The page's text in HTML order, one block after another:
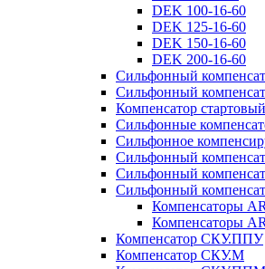
DEK 100-16-60
DEK 125-16-60
DEK 150-16-60
DEK 200-16-60
Сильфонный
Сильфонный
Компенсатор стартовый
Сильфонные
Сильфонное
Сильфонный
Сильфонный
Сильфонный
Компенсаторы
Компенсаторы
Компенсатор СКУ.ППУ
Компенсатор СКУ.М